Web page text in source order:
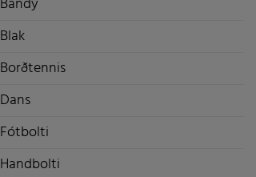
Blak
Borðtennis
Dans
Fótbolti
Handbolti